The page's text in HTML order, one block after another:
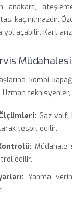
anakart,
kaçınılmazdır.
yol açabilir. Kart
kombi
Uzman
Gaz valfi
tespit edilir.
Müdahale
edilir.
Yanma